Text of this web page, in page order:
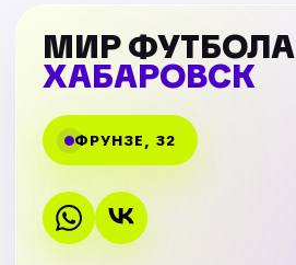
МИР ФУТБОЛА
ХАБАРОВСК
ФРУНЗЕ, 32